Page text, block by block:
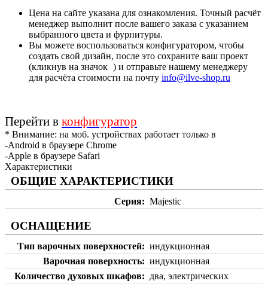
Цена на сайте указана для ознакомления. Точный расчёт
менеджер выполнит после вашего заказа с указанием
выбранного цвета и фурнитуры.
Вы можете воспользоваться конфигуратором, чтобы
создать свой дизайн, после это сохраните ваш проект
(кликнув на значок ) и отправьте нашему менеджеру
для расчёта стоимости на почту info@ilve-shop.ru
Перейти в конфигуратор
* Внимание: на моб. устройствах работает только в
-Android в браузере Chrome
-Apple в браузере Safari
Характеристики
ОБЩИЕ ХАРАКТЕРИСТИКИ
Серия Majestic
ОСНАЩЕНИЕ
Тип варочных поверхностей
индукционная
Варочная поверхность
индукционная
Количество духовых шкафов
два, электрических